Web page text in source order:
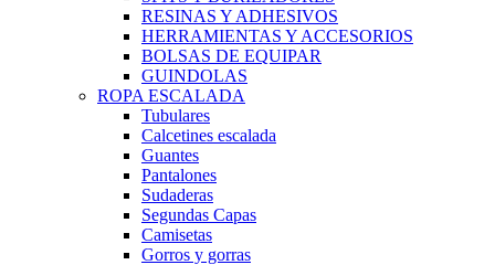
RESINAS Y ADHESIVOS
HERRAMIENTAS Y ACCESORIOS
BOLSAS DE EQUIPAR
GUINDOLAS
ROPA ESCALADA
Tubulares
Calcetines escalada
Guantes
Pantalones
Sudaderas
Segundas Capas
Camisetas
Gorros y gorras